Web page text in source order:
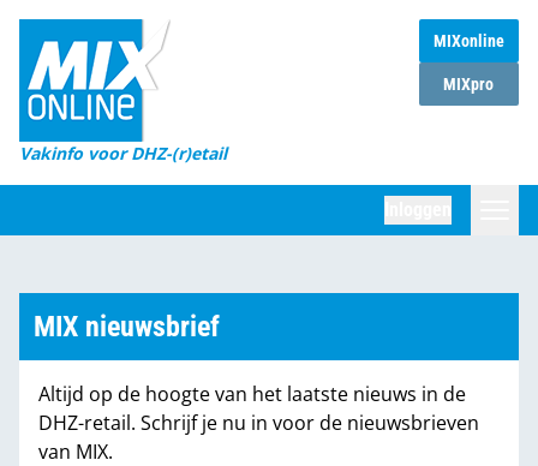
MIXonline
MIXpro
Vakinfo voor DHZ-(r)etail
Home
Magazines
DHZ Sessie
Marktcijfers
Partners
MIX nieuwsbrief
Altijd op de hoogte van het laatste nieuws in de
DHZ-retail. Schrijf je nu in voor de nieuwsbrieven
van MIX.